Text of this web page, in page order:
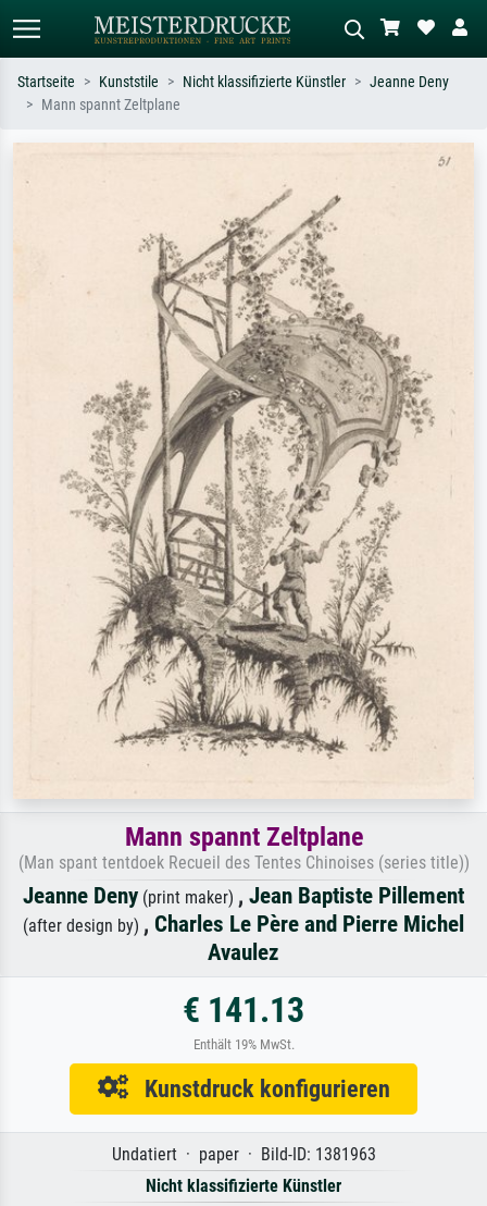
Beschreiben Sie die Szene – z.B. Grüne
Wiese, Abstrakt mit viel Rot, Dunkles
Ölgemälde, Stehender Akt neben einem
Startseite Kunststile Nicht klassifizierte Künstler
Jeanne Deny
Mann spannt Zeltplane
Mann spannt Zeltplane
(Man spant tentdoek Recueil des Tentes Chinoises (series title))
Jeanne Deny (print maker) , Jean Baptiste Pillement
(after design by) , Charles Le Père and Pierre Michel
Avaulez
€ 141.13
Enthält 19% MwSt.
Kunstdruck konfigurieren
Undatiert · paper · Bild-ID: 1381963
Nicht klassifizierte Künstler